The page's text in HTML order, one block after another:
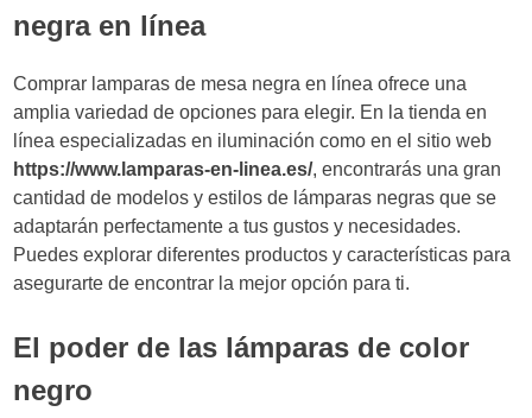
negra en línea
Comprar lamparas de mesa negra en línea ofrece una
amplia variedad de opciones para elegir. En la tienda en
línea especializadas en iluminación como en el sitio web
https://www.lamparas-en-linea.es/, encontrarás una gran
cantidad de modelos y estilos de lámparas negras que se
adaptarán perfectamente a tus gustos y necesidades.
Puedes explorar diferentes productos y características para
asegurarte de encontrar la mejor opción para ti.
El poder de las lámparas de color
negro